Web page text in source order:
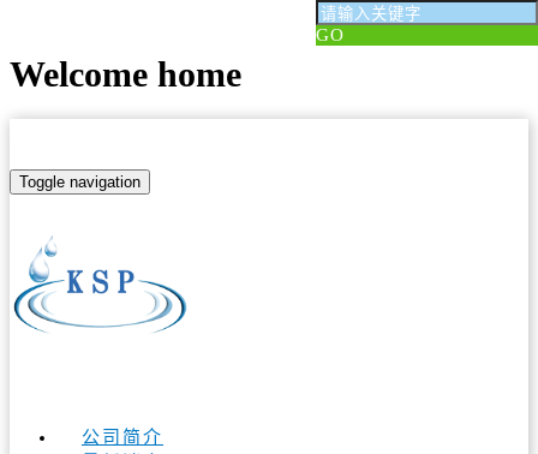
Welcome home
GO
Toggle navigation
公司简介